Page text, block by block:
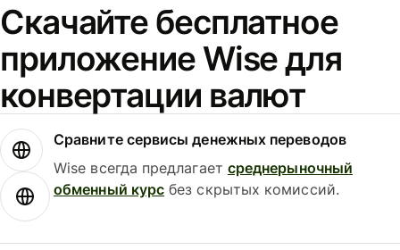
Скачайте бесплатное
приложение Wise для
конвертации валют
Сравните сервисы денежных переводов
Wise всегда предлагает среднерыночный
обменный курс без скрытых комиссий.